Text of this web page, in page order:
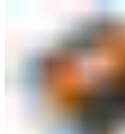
Обмежувачі